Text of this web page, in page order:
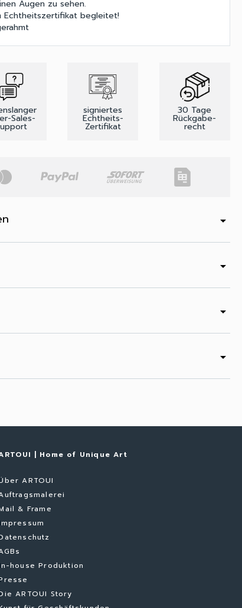
Augen zu sehen.
Echtheitszertifikat begleitet!
Sales-
signiertes
Echtheits-
Zertifikat
30 Tage
Rückgabe-
recht
arrow_drop_down
arrow_drop_down
arrow_drop_down
arrow_drop_down
| Home of Unique Art
ARTOUI
& Frame
house Produktion
ARTOUI Story